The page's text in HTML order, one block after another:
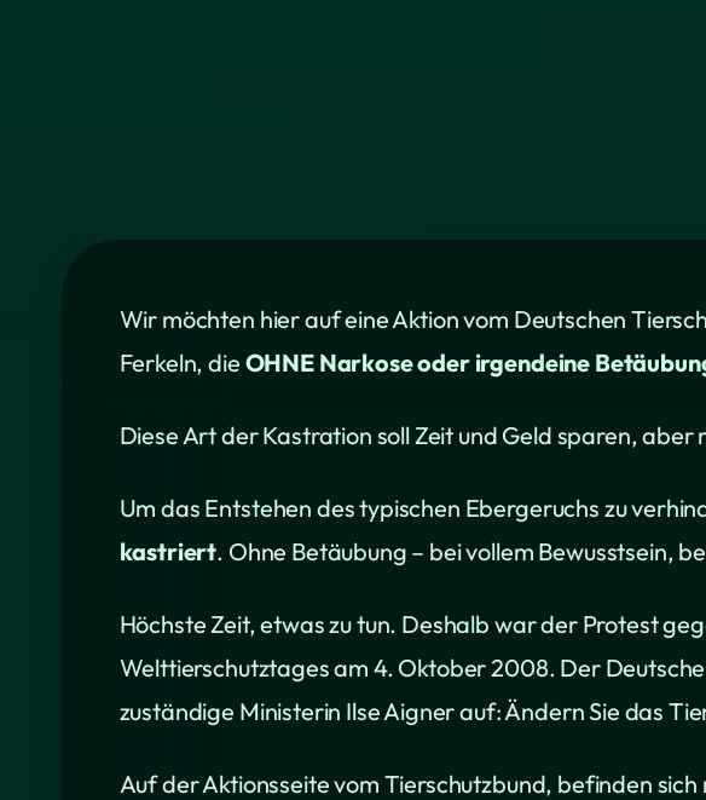
Wir möchten hier auf eine Aktion vom Deutschen
Ferkeln, die OHNE Narkose oder irgendeine
Diese Art der Kastration soll Zeit und Geld sparen,
Um das Entstehen des typischen Ebergeruchs zu
kastriert. Ohne Betäubung – bei vollem Bewusstsein,
Höchste Zeit, etwas zu tun. Deshalb war der Protest
Welttierschutztages am 4. Oktober 2008. Der
zuständige Ministerin Ilse Aigner auf: Ändern Sie das
Auf der Aktionsseite vom Tierschutzbund, befinden